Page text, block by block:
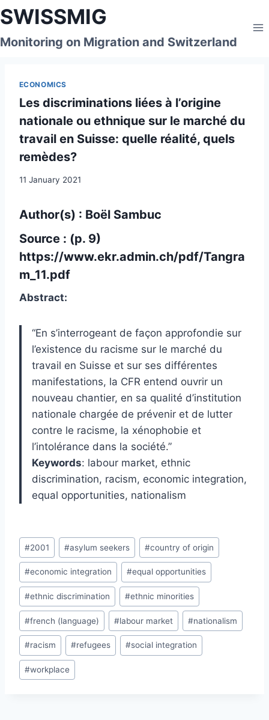
Skip
to
content
SWISSMIG
Monitoring on Migration and Switzerland
ECONOMICS
Les discriminations liées à l’origine
nationale ou ethnique sur le marché du
travail en Suisse: quelle réalité, quels
remèdes?
11 January 2021
Author(s) : Boël Sambuc
Source : (p. 9)
https://www.ekr.admin.ch/pdf/Tangra
m_11.pdf
Abstract:
“En s’interrogeant de façon approfondie sur
l’existence du racisme sur le marché du
travail en Suisse et sur ses différentes
manifestations, la CFR entend ouvrir un
nouveau chantier, en sa qualité d’institution
nationale chargée de prévenir et de lutter
contre le racisme, la xénophobie et
l’intolérance dans la société.”
Keywords: labour market, ethnic
discrimination, racism, economic integration,
equal opportunities, nationalism
Post
Tags:
#2001 #asylum seekers #country of origin
#economic integration #equal opportunities
#ethnic discrimination #ethnic minorities
#french (language) #labour market #nationalism
#racism #refugees #social integration
#workplace